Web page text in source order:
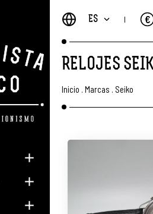
ES €
RELOJES
Inicio . Marcas . Seiko